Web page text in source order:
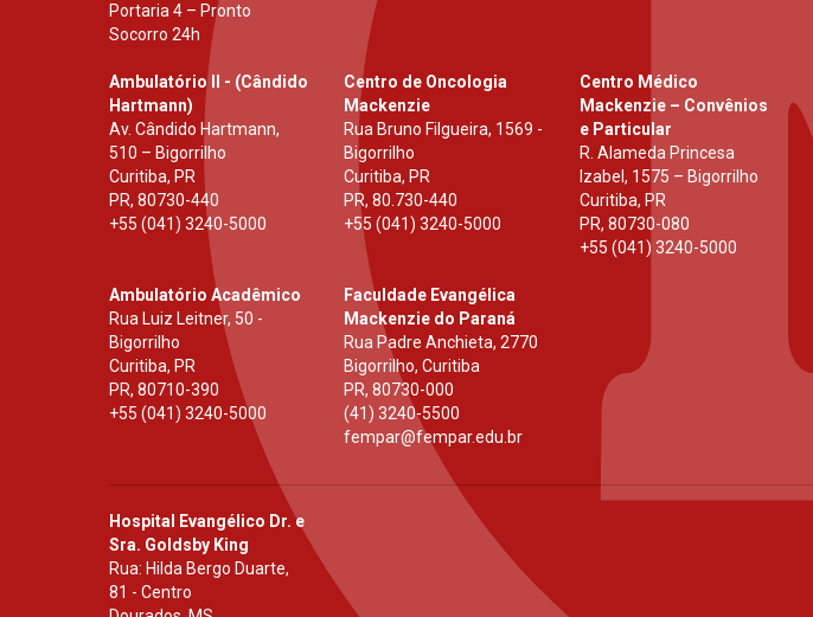
Portaria 4 – Pronto
Socorro 24h
Ambulatório II - (Cândido
Hartmann)
Av. Cândido Hartmann,
510 – Bigorrilho
Curitiba, PR
PR, 80730-440
+55 (041) 3240-5000
Centro de Oncologia
Mackenzie
Rua Bruno Filgueira, 1569 -
Bigorrilho
Curitiba, PR
PR,80.730-440
+55 (041) 3240-5000
Centro Médico
Mackenzie – Convênios
e Particular
R. Alameda Princesa
Izabel, 1575 – Bigorrilho
Curitiba, PR
PR, 80730-080
+55 (041) 3240-5000
Ambulatório Acadêmico
Rua Luiz Leitner, 50 -
Bigorrilho
Curitiba, PR
PR, 80710-390
+55 (041) 3240-5000
Faculdade Evangélica
Mackenzie do Paraná
Rua Padre Anchieta, 2770
Bigorrilho, Curitiba
PR,80730-000
(41) 3240-5500
fempar@fempar.edu.br
Hospital Evangélico Dr. e
Sra. Goldsby King
Rua: Hilda Bergo Duarte,
81 - Centro